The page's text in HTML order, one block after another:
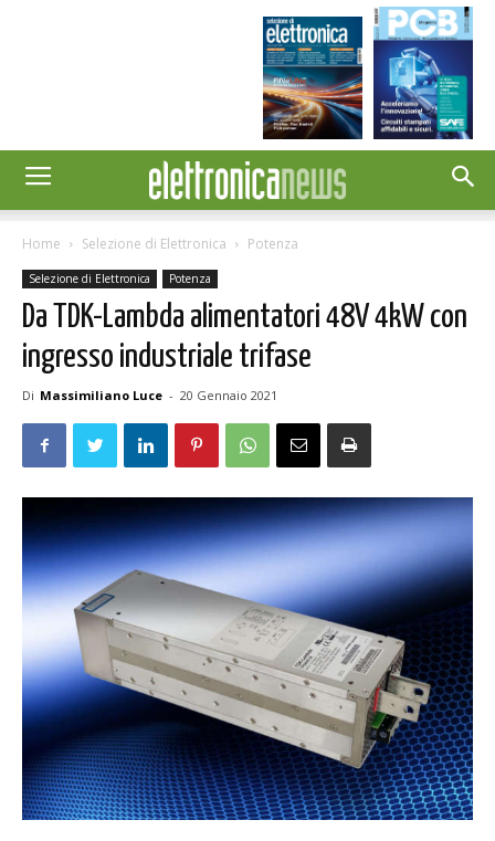
Home Selezione di Elettronica Potenza
Selezione di Elettronica Potenza
Da TDK-Lambda alimentatori 48V 4kW con
ingresso industriale trifase
Di Massimiliano Luce - 20 Gennaio 2021